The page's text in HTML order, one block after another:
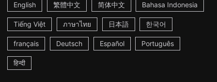
English
繁體中文 简体中文 Bahasa Indonesia
Tiếng Việt ภาษาไทย 日本語 한국어
français Deutsch Español Português
हिन्दी